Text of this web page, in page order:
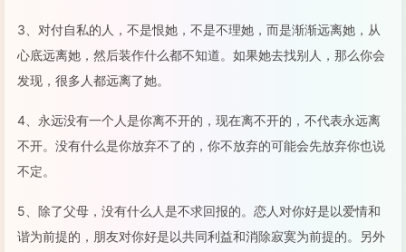
3、对付自私的人，不是恨她，不是不理她，而是渐渐远离她，从
心底远离她，然后装作什么都不知道。如果她去找别人，那么你会
发现，很多人都远离了她。
4、永远没有一个人是你离不开的，现在离不开的，不代表永远离
不开。没有什么是你放弃不了的，你不放弃的可能会先放弃你也说
不定。
5、除了父母，没有什么人是不求回报的。恋人对你好是以爱情和
谐为前提的，朋友对你好是以共同利益和消除寂寞为前提的。另外